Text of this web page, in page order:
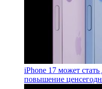
iPhone 17 может
повышение цен